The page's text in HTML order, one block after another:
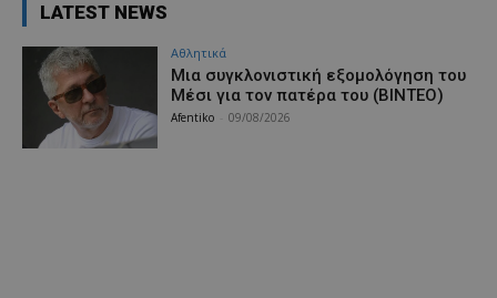
LATEST NEWS
Αθλητικά
Μια συγκλονιστική εξομολόγηση του
Μέσι για τον πατέρα του (ΒΙΝΤΕΟ)
Afentiko 09/08/2026